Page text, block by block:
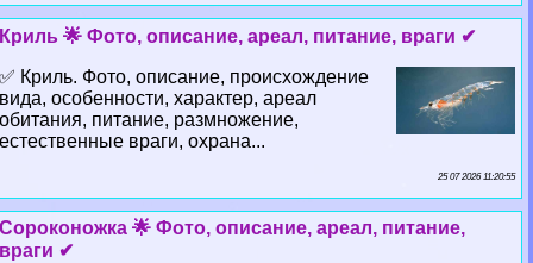
Криль 🌟 Фото, описание, ареал, питание, враги ✔
✅ Криль. Фото, описание, происхождение
вида, особенности, хаpaктер, ареал
обитания, питание, размножение,
естественные враги, охрана...
25 07 2026 11:20:55
Сороконожка 🌟 Фото, описание, ареал, питание,
враги ✔